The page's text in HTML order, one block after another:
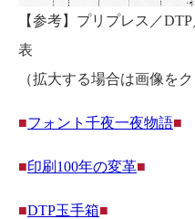
【参考】プリプレス／
表
（拡大する場合は画像を
■フォント千夜一夜物語■
■印刷100年の変革■
■DTP玉手箱■